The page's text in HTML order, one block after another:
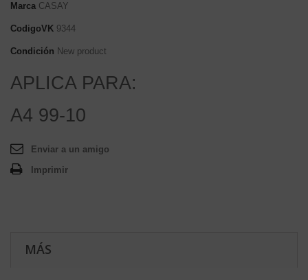
Marca CASAY
CodigoVK 9344
Condición New product
APLICA PARA:
A4 99-10
Enviar a un amigo
Imprimir
MÁS